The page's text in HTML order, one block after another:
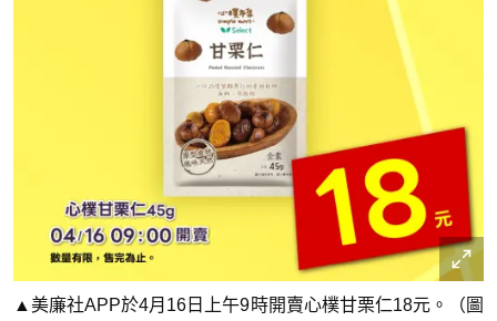
▲美廉社APP於4月16日上午9時開賣心樸甘栗仁18元。（圖